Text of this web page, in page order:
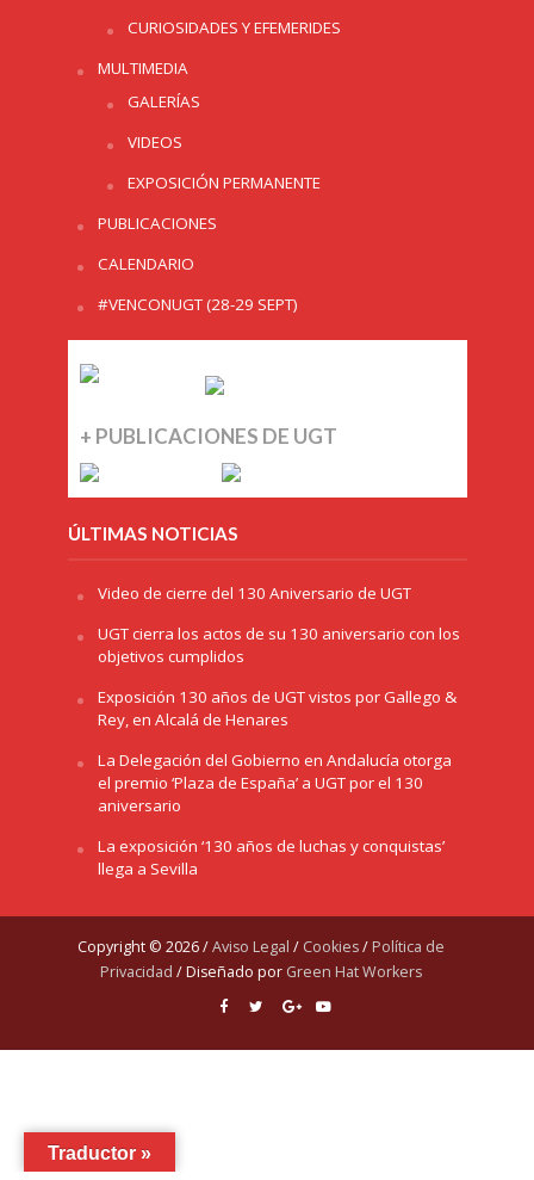
CURIOSIDADES Y EFEMERIDES
MULTIMEDIA
GALERÍAS
VIDEOS
EXPOSICIÓN PERMANENTE
PUBLICACIONES
CALENDARIO
#VENCONUGT (28-29 SEPT)
+ PUBLICACIONES DE UGT
ÚLTIMAS NOTICIAS
Video de cierre del 130 Aniversario de UGT
UGT cierra los actos de su 130 aniversario con los
objetivos cumplidos
Exposición 130 años de UGT vistos por Gallego &
Rey, en Alcalá de Henares
La Delegación del Gobierno en Andalucía otorga
el premio ‘Plaza de España’ a UGT por el 130
aniversario
La exposición ‘130 años de luchas y conquistas’
llega a Sevilla
Copyright © 2026 /Aviso Legal / Cookies/ Política de
Privacidad / Diseñado por Green Hat Workers
Traductor »